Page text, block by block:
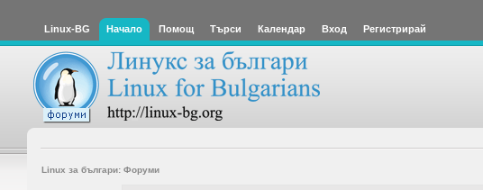
Linux-BG Начало Помощ Търси Календар Вход Регистрирай
Linux за българи: Форуми